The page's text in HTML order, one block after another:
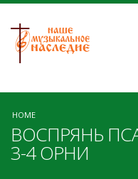
HOME
ВОСПРЯНЬ
3-4 ОРНИ